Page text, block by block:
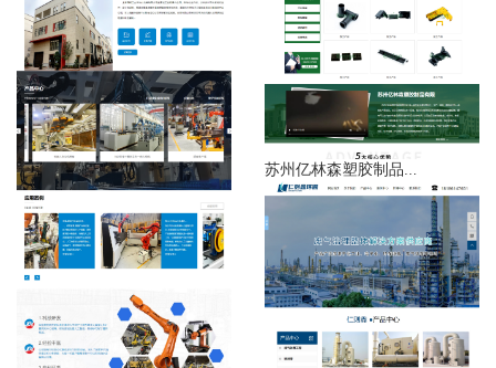
苏州亿林森塑胶制品...